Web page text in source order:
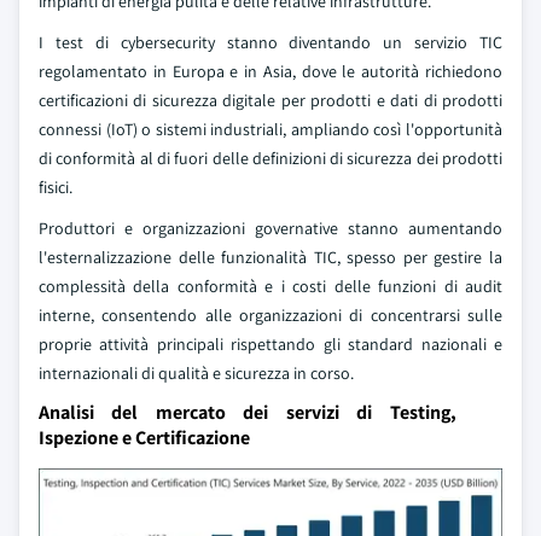
I test di cybersecurity stanno diventando un servizio TIC
regolamentato in Europa e in Asia, dove le autorità richiedono
certificazioni di sicurezza digitale per prodotti e dati di prodotti
connessi (IoT) o sistemi industriali, ampliando così l'opportunità
di conformità al di fuori delle definizioni di sicurezza dei prodotti
fisici.
Produttori e organizzazioni governative stanno aumentando
l'esternalizzazione delle funzionalità TIC, spesso per gestire la
complessità della conformità e i costi delle funzioni di audit
interne, consentendo alle organizzazioni di concentrarsi sulle
proprie attività principali rispettando gli standard nazionali e
internazionali di qualità e sicurezza in corso.
Analisi del mercato dei servizi di Testing,
Ispezione e Certificazione